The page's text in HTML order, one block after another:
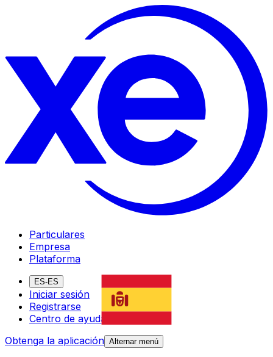
Particulares
Empresa
Plataforma
ES-ES
Iniciar sesión
Registrarse
Centro de ayuda
Obtenga la aplicación Alternar menú